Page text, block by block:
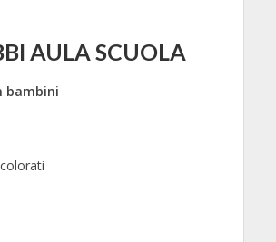
AULA SCUOLA
bambini